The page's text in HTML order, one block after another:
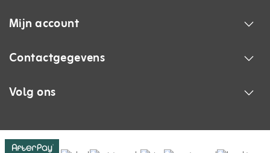
Mijn account
Contactgegevens
Volg ons